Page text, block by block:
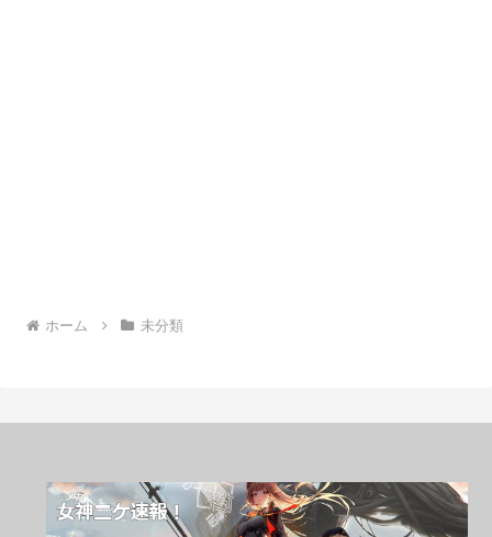
ホーム 未分類